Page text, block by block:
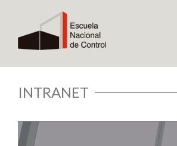
INTRANET